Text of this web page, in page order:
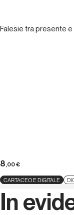
Falesie tra presente
8,00€
CARTACEO E DIGITALE
In